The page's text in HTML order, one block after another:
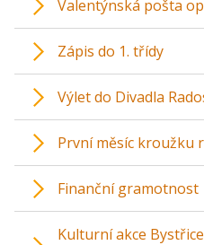
Valentýnská pošta
Zápis do 1. třídy
Výlet do Divadla
První měsíc kroužku
Finanční gramotnost
Kulturní akce